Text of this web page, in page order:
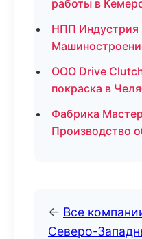
работы в
НПП
ООО Drive
покраска в
Фабрика
Производство
← Все
Северо-